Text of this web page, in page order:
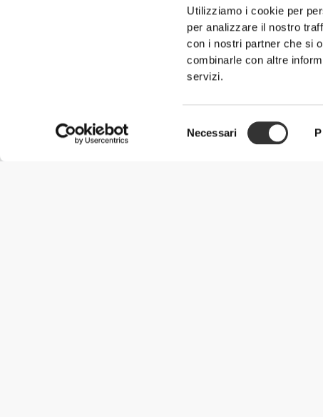
Utilizziamo i cookie per
per analizzare il nostro
con i nostri partner che si
combinarle con altre
servizi.
del
Necessari